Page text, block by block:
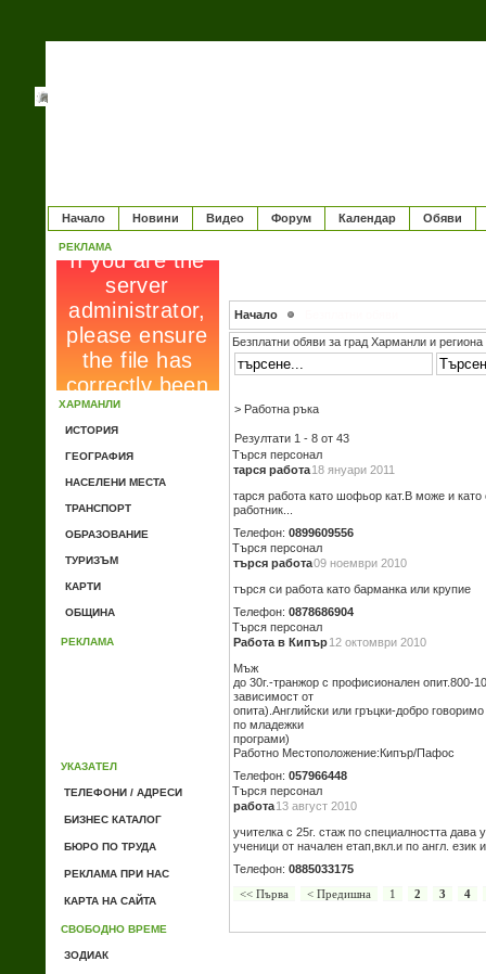
Начало Новини Видео Форум Календар Обяви
РЕКЛАМА
ХАРМАНЛИ
ИСТОРИЯ
ГЕОГРАФИЯ
НАСЕЛЕНИ МЕСТА
ТРАНСПОРТ
ОБРАЗОВАНИЕ
ТУРИЗЪМ
КАРТИ
ОБЩИНА
РЕКЛАМА
УКАЗАТЕЛ
ТЕЛЕФОНИ / АДРЕСИ
БИЗНЕС КАТАЛОГ
БЮРО ПО ТРУДА
РЕКЛАМА ПРИ НАС
КАРТА НА САЙТА
СВОБОДНО ВРЕМЕ
ЗОДИАК
Начало
Безплатни обяви за град Харманли и региона
> Работна ръка
Резултати 1 - 8 от 43
Търся персонал
тарся работа18 януари 2011
тарся работа като шофьор кат.В може и
работник...
Телефон: 0899609556
Търся персонал
търся работа09 ноември 2010
търся си работа като барманка или крупие
Телефон: 0878686904
Търся персонал
Работа в Кипър12 октомври 2010
Мъж
до 30г.-транжор с профисионален опит.800-
зависимост от
опита).Английски или гръцки-добро
по младежки
програми)
Работно Местоположение:Кипър/Пафос
Телефон: 057966448
Търся персонал
работа13 август 2010
учителка с 25г. стаж по специалността дава
ученици от начален етап,вкл.и по англ. език
Телефон: 0885033175
<< Първа
< Предишна 1 2 3 4